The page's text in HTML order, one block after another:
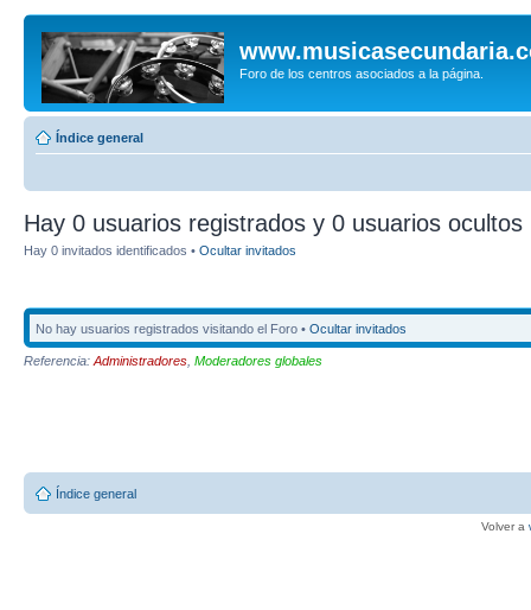
Foro de los centros asociados a la página.
Índice general
Hay 0 usuarios registrados y 0 usuarios ocultos
Hay 0 invitados identificados • Ocultar invitados
No hay usuarios registrados visitando el Foro • Ocultar invitados
Referencia: Administradores Moderadores globales
Índice general
Volver a